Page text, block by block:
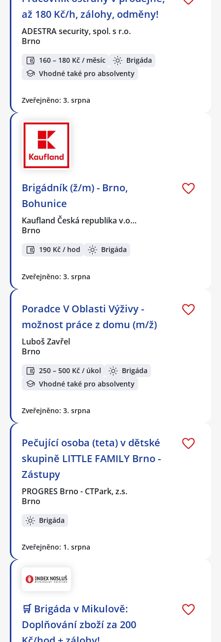
až 180 Kč/h, zálohy, odměny!
ADESTRA security, spol. s r.o.
Brno
160 – 180 Kč / měsíc
Brigáda
Vhodné také pro absolventy
Zveřejněno: 3. srpna
Brigádník (ž/m) - Brno,
Bohunice
Kaufland Česká republika v.o…
Brno
190 Kč / hod Brigáda
Zveřejněno: 3. srpna
Poradce V Oblasti Výživy -
možnost práce z domu (m/ž)
Luboš Zavřel
Brno
250 – 500 Kč / úkol
Brigáda
Vhodné také pro absolventy
Zveřejněno: 3. srpna
Pečující osoba (teta) v dětské
skupině LITTLE FAMILY Brno -
Zástupy
PROGRES Brno - CTPark, z.s.
Brno
Brigáda
Zveřejněno: 1. srpna
🛒 Brigáda v Mikulově:
Doplňování zboží za 200